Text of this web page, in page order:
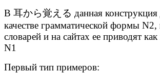
В 耳から覚える данная конструкция
качестве грамматической формы N2,
словарей и на сайтах ее приводят
N1
Первый тип примеров: